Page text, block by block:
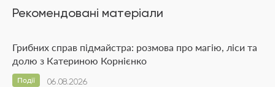
Рекомендовані матеріали
Грибних справ підмайстра: розмова про магію, ліси та
долю з Катериною Корнієнко
06.08.2026
Події